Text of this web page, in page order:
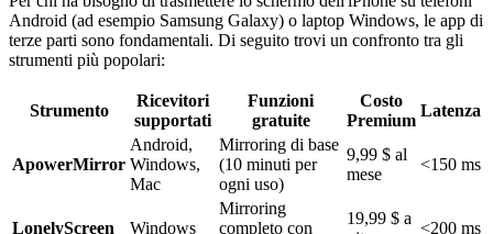
Android (ad esempio Samsung Galaxy) o laptop Windows, le app di
terze parti sono fondamentali. Di seguito trovi un confronto tra gli
strumenti più popolari:
Strumento
Ricevitori
supportati
Funzioni
gratuite
Costo
Premium
Latenza
ApowerMirror
Android,
Windows,
Mac
Mirroring di base
(10 minuti per
ogni uso)
9,99 $ al
mese
<150 ms
LonelyScreen Windows
Mirroring
completo con
19,99 $ a
<200 ms